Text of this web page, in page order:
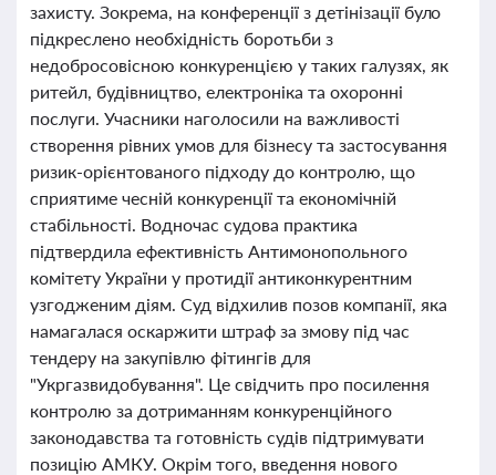
захисту. Зокрема, на конференції з детінізації було
підкреслено необхідність боротьби з
недобросовісною конкуренцією у таких галузях, як
ритейл, будівництво, електроніка та охоронні
послуги. Учасники наголосили на важливості
створення рівних умов для бізнесу та застосування
ризик-орієнтованого підходу до контролю, що
сприятиме чесній конкуренції та економічній
стабільності. Водночас судова практика
підтвердила ефективність Антимонопольного
комітету України у протидії антиконкурентним
узгодженим діям. Суд відхилив позов компанії, яка
намагалася оскаржити штраф за змову під час
тендеру на закупівлю фітингів для
"Укргазвидобування". Це свідчить про посилення
контролю за дотриманням конкуренційного
законодавства та готовність судів підтримувати
позицію АМКУ. Окрім того, введення нового